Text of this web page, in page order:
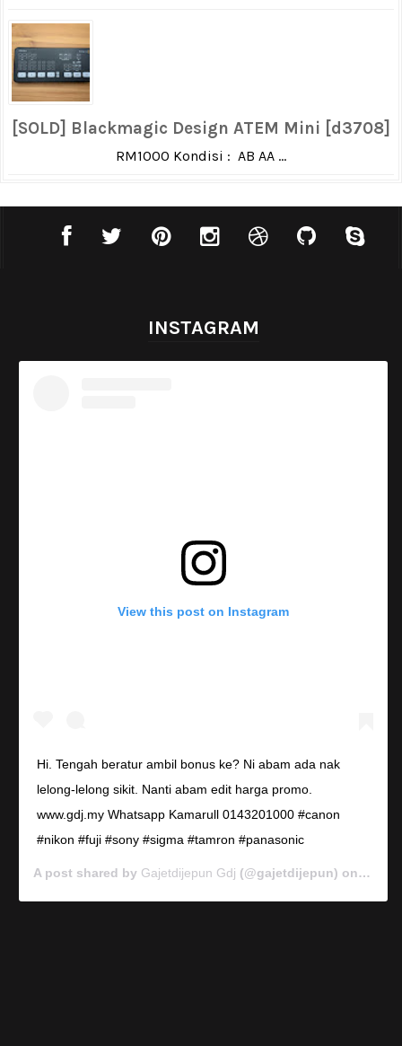
[SOLD] Blackmagic Design ATEM Mini [d3708]
RM1000 Kondisi : AB AA ...
INSTAGRAM
View this post on Instagram
Hi. Tengah beratur ambil bonus ke? Ni abam ada nak
lelong-lelong sikit. Nanti abam edit harga promo.
www.gdj.my Whatsapp Kamarull 0143201000 #canon
#nikon #fuji #sony #sigma #tamron #panasonic
A post shared by Gajetdijepun Gdj (@gajetdijepun) on Jan 7,